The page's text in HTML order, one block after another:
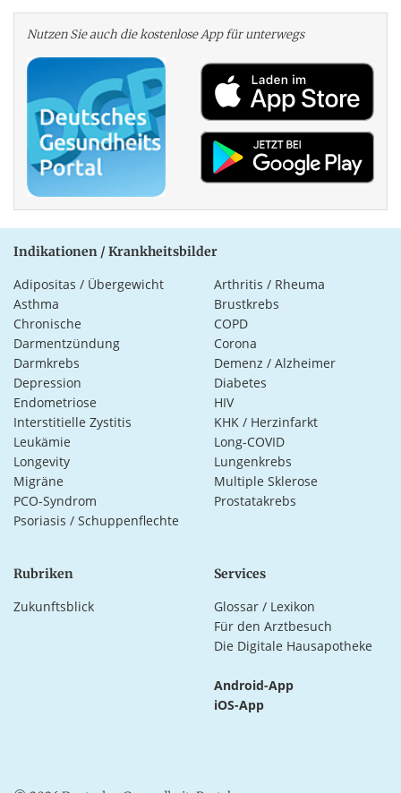
Nutzen Sie auch die kosten­lose App für unterwegs
Indikationen / Krankheitsbilder
Adipositas / Übergewicht
Arthritis / Rheuma
Asthma
Brustkrebs
Chronische
Darmentzündung
COPD
Corona
Darmkrebs
Demenz / Alzheimer
Depression
Diabetes
Endometriose
HIV
Interstitielle Zystitis
KHK / Herzinfarkt
Leukämie
Long-COVID
Longevity
Lungenkrebs
Migräne
Multiple Sklerose
PCO-Syndrom
Prostatakrebs
Psoriasis / Schuppenflechte
Rubriken
Zukunftsblick
Services
Glossar / Lexikon
Für den Arztbesuch
Die Digitale Hausapotheke
Android-App
iOS-App